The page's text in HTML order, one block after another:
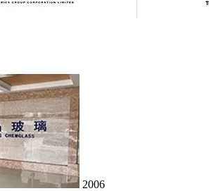
2006